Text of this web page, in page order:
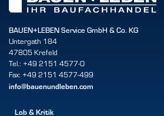
BAUEN+LEBEN Service GmbH & Co. KG
Untergath 184
47805 Krefeld
Tel.: +49 2151 4577-0
Fax: +49 2151 4577-499
info@bauenundleben.com
Lob & Kritik